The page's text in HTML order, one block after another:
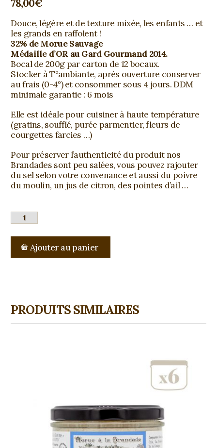
78,00€
Douce, légère et de texture mixée, les enfants … et
les grands en raffolent !
32% de Morue Sauvage
Médaille d’OR au Gard Gourmand 2014.
Bocal de 200g par carton de 12 bocaux.
Stocker à T°ambiante, après ouverture conserver
au frais (0-4°) et consommer sous 4 jours. DDM
minimale garantie : 6 mois
Elle est idéale pour cuisiner à haute température
(gratins, soufflé, purée parmentier, fleurs de
courgettes farcies …)
Pour préserver l’authenticité du produit nos
Brandades sont peu salées, vous pouvez rajouter
du sel selon votre convenance et aussi du poivre
du moulin, un jus de citron, des pointes d’ail …
Ajouter au panier
PRODUITS SIMILAIRES